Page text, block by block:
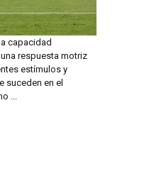
capacidad
respuesta motriz
estímulos y
suceden en el
...